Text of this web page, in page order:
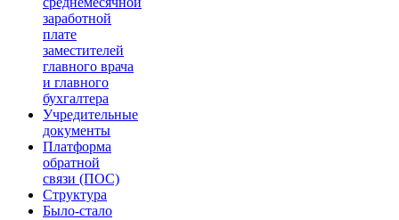
заработной
плате
заместителей
главного врача
и главного
бухгалтера
Учредительные
документы
Платформа
обратной
связи (ПОС)
Структура
Было-стало